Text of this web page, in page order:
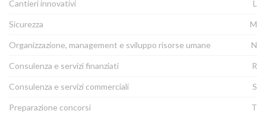
Cantieri innovativi L
Sicurezza M
Organizzazione, management e sviluppo risorse umane N
Consulenza e servizi finanziati R
Consulenza e servizi commerciali S
Preparazione concorsi T